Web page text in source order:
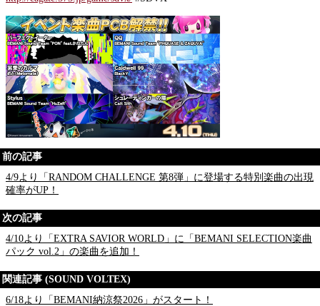
前の記事
4/9より「RANDOM CHALLENGE 第8弾」に登場する特別楽曲の出現
確率がUP！
次の記事
4/10より「EXTRA SAVIOR WORLD」に「BEMANI SELECTION楽曲
パック vol.2」の楽曲を追加！
関連記事 (SOUND VOLTEX)
6/18より「BEMANI納涼祭2026」がスタート！